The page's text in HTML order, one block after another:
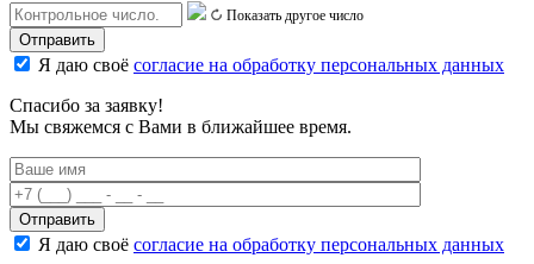
Показать другое число
Я даю своё согласие на обработку персональных данных
Спасибо за заявку!
Мы свяжемся с Вами в ближайшее время.
Я даю своё согласие на обработку персональных данных